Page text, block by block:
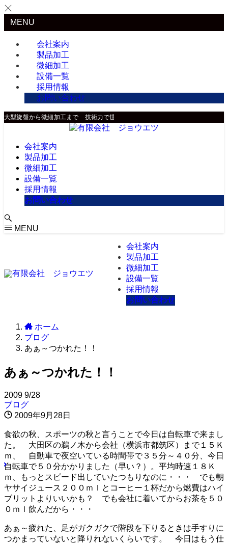
MENU
会社案内
製品加工
微細加工
設備一覧
採用情報
お問い合わせ
大型旋盤から微細加工まで 技術力で世界に貢献
会社案内
製品加工
微細加工
設備一覧
採用情報
お問い合わせ
MENU
会社案内
製品加工
微細加工
設備一覧
採用情報
お問い合わせ
ホーム
ブログ
あぁ～つかれた！！
あぁ～つかれた！！
2009 9/28
ブログ
2009年9月28日
食欲の秋、スポーツの秋と言うことで今日は自転車で来まし
た。 大田区の鵜ノ木から会社（横浜市都筑区）まで１５Ｋ
ｍ、 自動車で夜空いている時間帯で３５分～４０分、今日
自転車で５０分かかりました（早い？）。平均時速１８Ｋ
ｍ、もっとスピード出していたつもりなのに・・・ でも朝
ヤサイジュース２００ｍｌとコーヒー１杯だから燃費はハイ
ブリットよりいいかも？ でも会社に着いてからお茶を５０
０ｍｌ飲んだから・・・
あぁ～疲れた、足がガクガクで階段を下りるときは手すりに
つかまっていないと降りれないくらいです。 今日はもう仕